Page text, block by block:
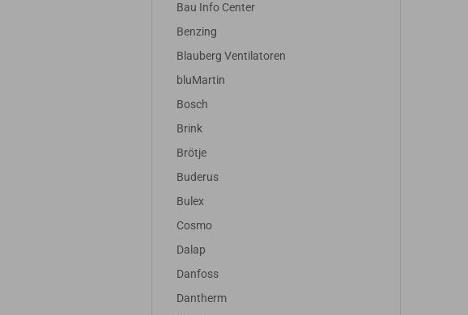
Bau Info Center
Benzing
Blauberg Ventilatoren
bluMartin
Bosch
Brink
Brötje
Buderus
Bulex
Cosmo
Dalap
Danfoss
Dantherm